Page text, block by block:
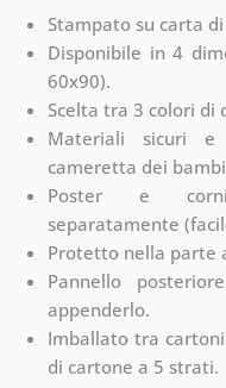
Stampato su carta
Disponibile in 4
60x90).
Scelta tra 3 colori di
Materiali sicuri
cameretta dei
Poster e
separatamente
Protetto nella parte
Pannello
appenderlo.
Imballato tra
di cartone a 5 strati.